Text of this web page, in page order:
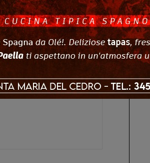
momenti più coinvolgenti
locale e vivere insieme